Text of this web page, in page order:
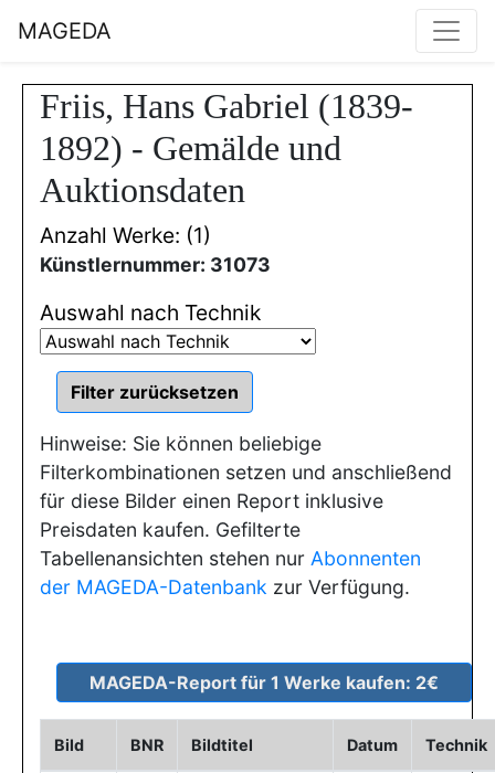
MAGEDA
Friis, Hans Gabriel (1839-
1892) - Gemälde und
Auktionsdaten
Anzahl Werke: (1)
Künstlernummer: 31073
Auswahl nach Technik
Hinweise: Sie können beliebige
Filterkombinationen setzen und anschließend
für diese Bilder einen Report inklusive
Preisdaten kaufen. Gefilterte
Tabellenansichten stehen nur Abonnenten
der MAGEDA-Datenbank zur Verfügung.
Bild BNR Bildtitel Datum Technik